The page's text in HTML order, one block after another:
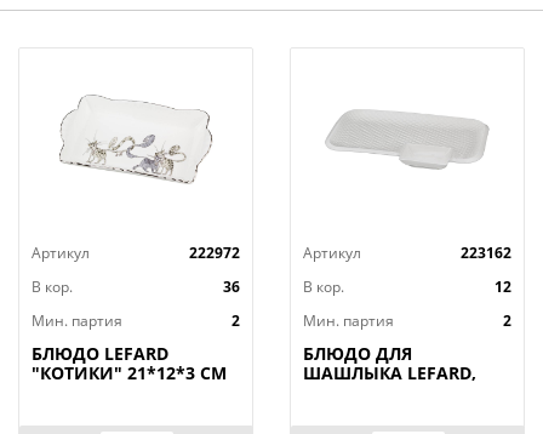
Артикул
222972
В кор.
36
Мин. партия
2
БЛЮДО LEFARD
"КОТИКИ" 21*12*3 СМ
Артикул
223162
В кор.
12
Мин. партия
2
БЛЮДО ДЛЯ
ШАШЛЫКА LEFARD,